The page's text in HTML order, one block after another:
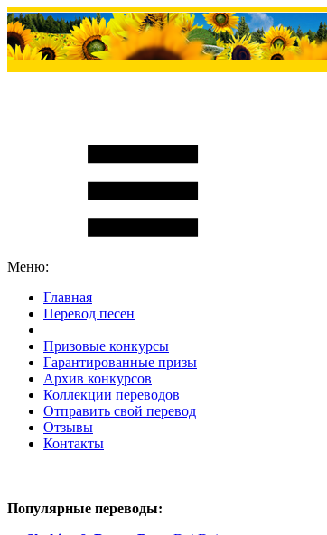
Меню:
Главная
Перевод песен
Призовые конкурсы
Гарантированные призы
Архив конкурсов
Коллекции переводов
Отправить свой перевод
Отзывы
Контакты
Популярные переводы: